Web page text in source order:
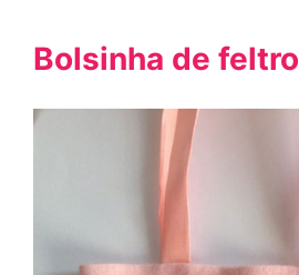
Bolsinha de feltro